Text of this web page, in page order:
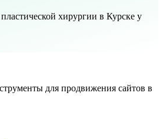
хирургии в Курске у
для продвижения сайтов в